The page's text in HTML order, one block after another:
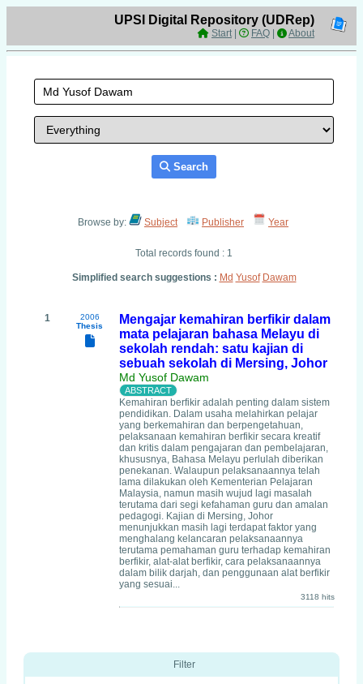
UPSI Digital Repository (UDRep)
Start| FAQ About
Search
Browse by: Subject Publisher Year
Total records found : 1
Simplified search suggestions : Md Yusof Dawam
1
2006
Thesis
Mengajar kemahiran berfikir dalam
mata pelajaran bahasa Melayu di
sekolah rendah: satu kajian di
sebuah sekolah di Mersing, Johor
Md Yusof Dawam
Kemahiran berfikir adalah penting dalam sistem
pendidikan. Dalam usaha melahirkan pelajar
yang berkemahiran dan berpengetahuan,
pelaksanaan kemahiran berfikir secara kreatif
dan kritis dalam pengajaran dan pembelajaran,
khususnya, Bahasa Melayu perlulah diberikan
penekanan. Walaupun pelaksanaannya telah
lama dilakukan oleh Kementerian Pelajaran
Malaysia, namun masih wujud lagi masalah
terutama dari segi kefahaman guru dan amalan
pedagogi. Kajian di Mersing, Johor
menunjukkan masih lagi terdapat faktor yang
menghalang kelancaran pelaksanaannya
terutama pemahaman guru terhadap kemahiran
berfikir, alat-alat berfikir, cara pelaksanaannya
dalam bilik darjah, dan penggunaan alat berfikir
yang sesuai...
3118 hits
Filter